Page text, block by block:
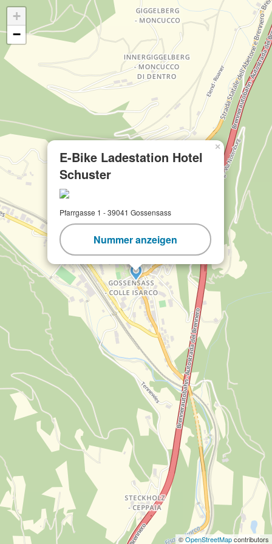
E-Bike Ladestation Hotel
Schuster
Pfarrgasse 1 - 39041 Gossensass
Nummer anzeigen
×
+
−
©OpenStreetMapcontributors